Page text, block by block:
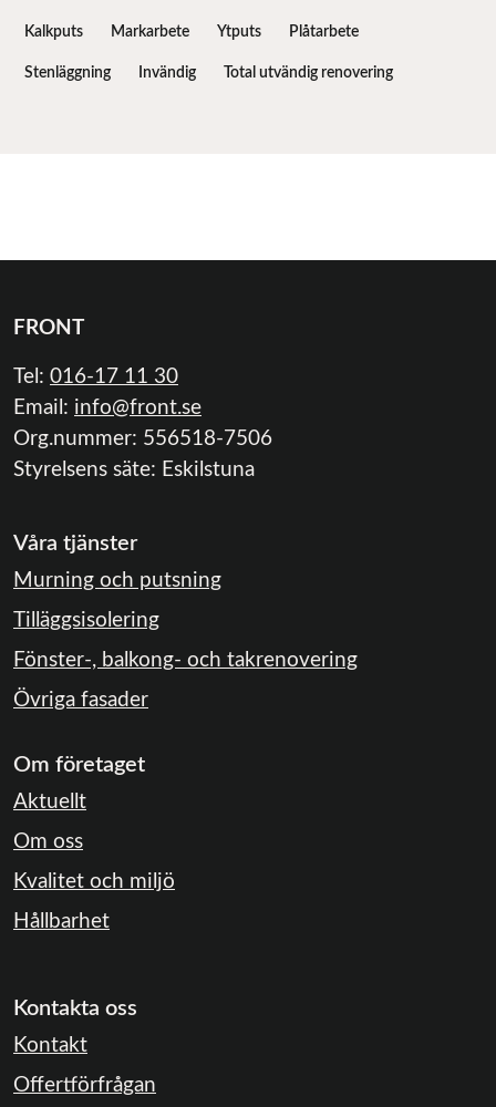
Kalkputs Markarbete Ytputs Plåtarbete
Stenläggning Invändig Total utvändig renovering
FRONT
Tel: 016-17 11 30
Email: info@front.se
Org.nummer: 556518-7506
Styrelsens säte: Eskilstuna
Våra tjänster
Murning och putsning
Tilläggsisolering
Fönster-, balkong- och takrenovering
Övriga fasader
Om företaget
Aktuellt
Om oss
Kvalitet och miljö
Hållbarhet
Kontakta oss
Kontakt
Offertförfrågan